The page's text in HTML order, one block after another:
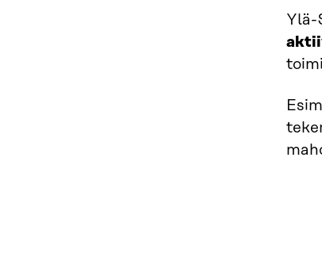
Ylä-